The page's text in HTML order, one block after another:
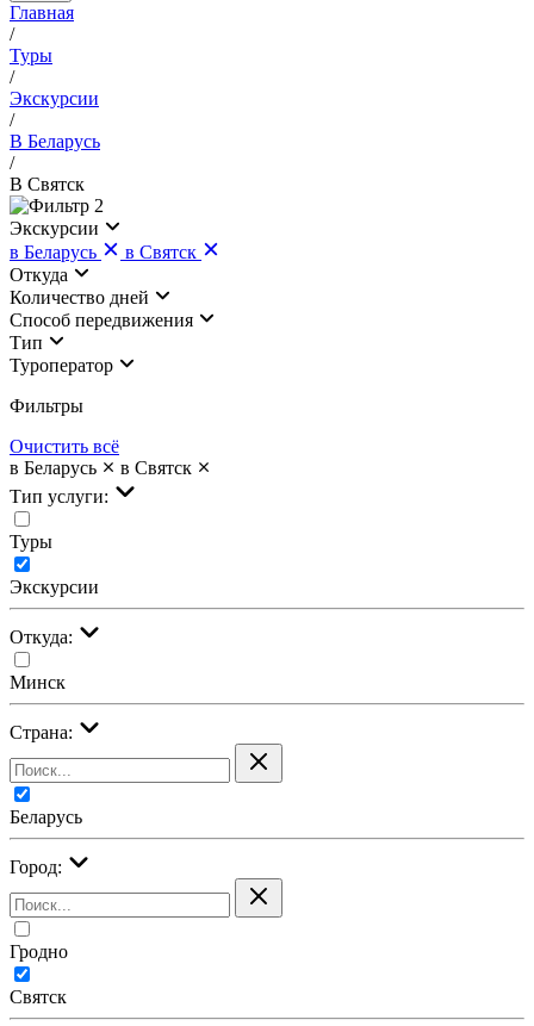
Главная
/
Туры
/
Экскурсии
/
В Беларусь
/
В Святск
2
Экскурсии
в Беларусь
в Святск
Откуда
Количество дней
Cпособ передвижения
Тип
Туроператор
Фильтры
Очистить всё
в Беларусь
в Святск
Тип услуги:
Туры
Экскурсии
Откуда:
Минск
Страна:
Беларусь
Город:
Гродно
Святск